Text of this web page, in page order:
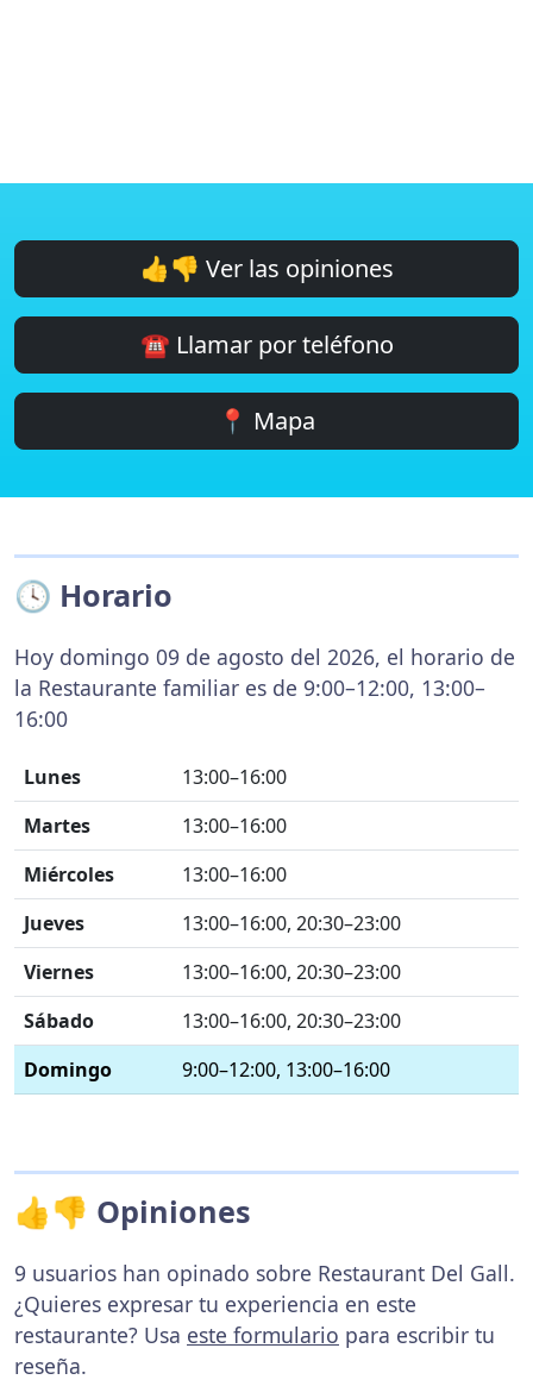
👍👎 Ver las opiniones
☎️ Llamar por teléfono
📍 Mapa
🕓 Horario
Hoy domingo 09 de agosto del 2026, el horario de
la Restaurante familiar es de 9:00–12:00, 13:00–
16:00
Lunes
13:00–16:00
Martes
13:00–16:00
Miércoles
13:00–16:00
Jueves
13:00–16:00, 20:30–23:00
Viernes
13:00–16:00, 20:30–23:00
Sábado
13:00–16:00, 20:30–23:00
Domingo
9:00–12:00, 13:00–16:00
👍👎 Opiniones
9 usuarios han opinado sobre Restaurant Del Gall.
¿Quieres expresar tu experiencia en este
restaurante? Usa este formulario para escribir tu
reseña.